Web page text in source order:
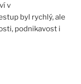
v
byl rychlý, ale
podnikavost i